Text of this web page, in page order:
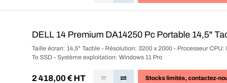
DELL 14 Premium DA14250 Pc Portable 14,5"
Taille écran: 14,5" Tactile - Résolution: 3200 x 2000 - Processeur
To SSD - Système exploitation: Windows 11 Pro
2 418,00€ HT Stocks limités, contactez-